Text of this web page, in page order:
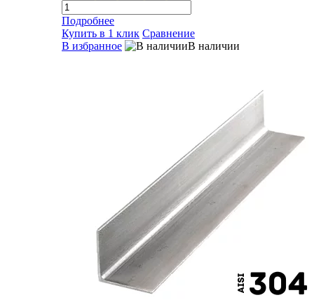
Подробнее
Купить в 1 клик Сравнение
В избранное
В наличии